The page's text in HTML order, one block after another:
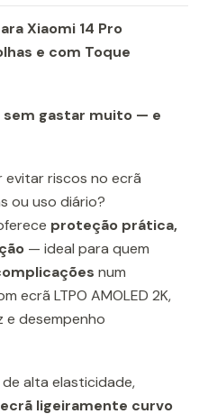
Xiaomi 14 Pro
e com Toque
sem gastar muito — e
evitar riscos no ecrã
ou uso diário?
proteção prática,
— ideal para quem
num
ecrã LTPO AMOLED 2K,
e desempenho
alta elasticidade,
ecrã ligeiramente curvo